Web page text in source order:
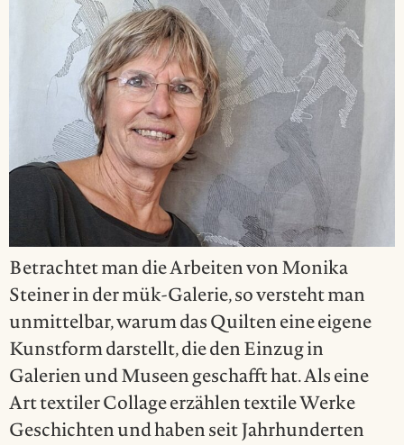
Betrachtet man die Arbeiten von Monika
Steiner in der mük-Galerie, so versteht man
unmittelbar, warum das Quilten eine eigene
Kunstform darstellt, die den Einzug in
Galerien und Museen geschafft hat. Als eine
Art textiler Collage erzählen textile Werke
Geschichten und haben seit Jahrhunderten